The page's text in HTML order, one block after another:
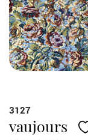
3127
vaujours